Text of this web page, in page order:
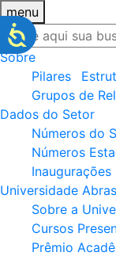
menu
Sobre
Pilares
Grupos de
Dados do Setor
Números do
Números
Inaugurações
Universidade
Sobre a
Cursos
Prêmio